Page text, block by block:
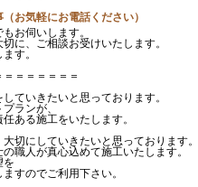
お気軽にお電話ください）
お伺いします。
に、ご相談お受けいたします。
す。
＝＝＝＝＝＝
ていきたいと思っております。
ランが、
ある施工をいたします。
切にしていきたいと思っております。
職人が真心込めて施工いたします。
を
すのでご利用下さい。